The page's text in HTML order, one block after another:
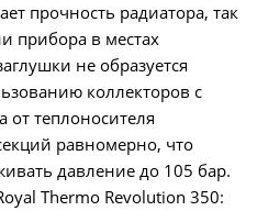
прочность радиатора, так
прибора в местах
не образуется
коллекторов с
от теплоносителя
равномерно, что
давление до 105 бар.
Thermo Revolution 350: